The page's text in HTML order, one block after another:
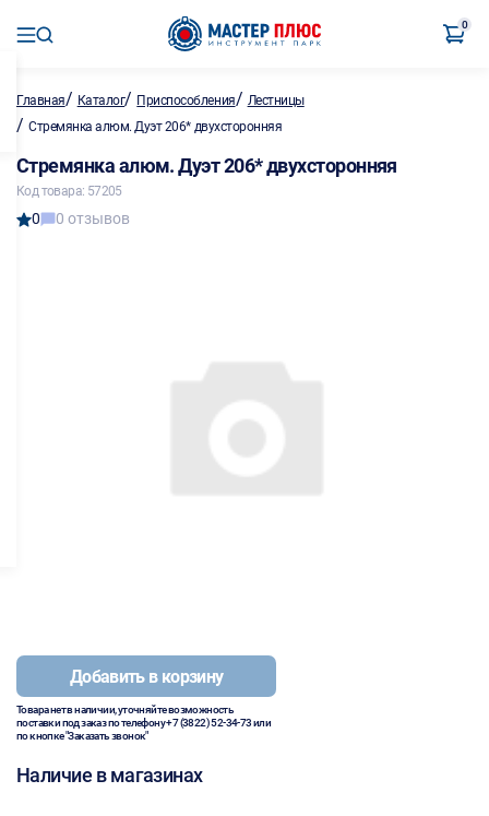
0
Главная/ Каталог/ Приспособления/ Лестницы
/ Стремянка алюм. Дуэт 206* двухсторонняя
Стремянка алюм. Дуэт 206* двухсторонняя
Код товара: 57205
0 0 отзывов
Добавить в корзину
Товара нет в наличии, уточняйте возможность
поставки под заказ по телефону+7 (3822) 52-34-73или
по кнопке "Заказать звонок"
Наличие в магазинах